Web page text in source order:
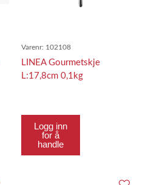
Varenr: 102108
LINEA Gourmetskje
L:17,8cm 0,1kg
Logg inn
for å
handle